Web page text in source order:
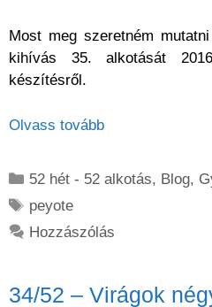
Most meg szeretném
kihívás 35. alkotását
készítésről.
Olvass tovább
Kategória
52 hét - 52 alkotás, Blog,
Címkék
peyote
Hozzászólás
34/52 – Virágok